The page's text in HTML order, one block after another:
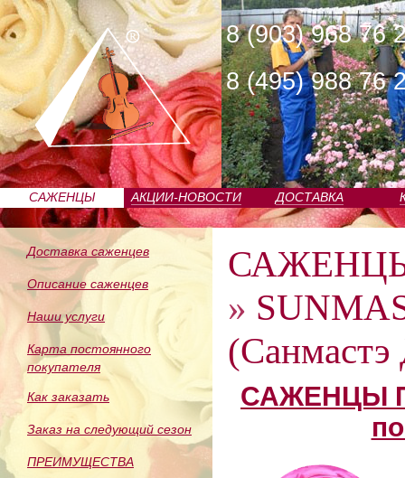
8 (903) 968 76
8 (495) 988 76
САЖЕНЦЫ
ПИТОМНИКА
АКЦИИ-НОВОСТИ ДОСТАВКА
Доставка саженцев
Описание саженцев
Наши услуги
Карта постоянного
покупателя
Как заказать
Заказ на следующий сезон
ПРЕИМУЩЕСТВА
»
(Санмастэ
САЖЕНЦЫ